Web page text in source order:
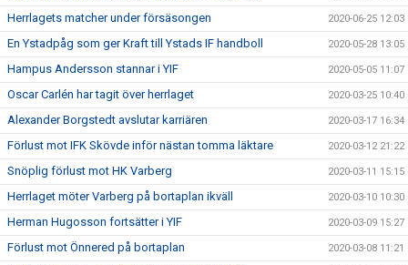
Herrlagets matcher under försäsongen 2020-06-25 12:03
En Ystadpåg som ger Kraft till Ystads IF handboll 2020-05-28 13:05
Hampus Andersson stannar i YIF 2020-05-05 11:07
Oscar Carlén har tagit över herrlaget 2020-03-25 10:40
Alexander Borgstedt avslutar karriären 2020-03-17 16:34
Förlust mot IFK Skövde inför nästan tomma läktare 2020-03-12 21:22
Snöplig förlust mot HK Varberg 2020-03-11 15:15
Herrlaget möter Varberg på bortaplan ikväll 2020-03-10 10:30
Herman Hugosson fortsätter i YIF 2020-03-09 15:27
Förlust mot Önnered på bortaplan 2020-03-08 11:21